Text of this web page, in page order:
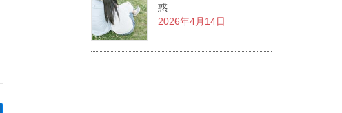
惑
2026年4月14日